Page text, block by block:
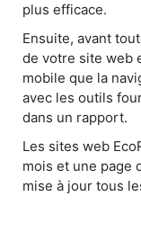
plus efficace.
Ensuite, avant
de votre site web
mobile que la
avec les outils
dans un rapport.
Les sites web
mois et une page
mise à jour tous